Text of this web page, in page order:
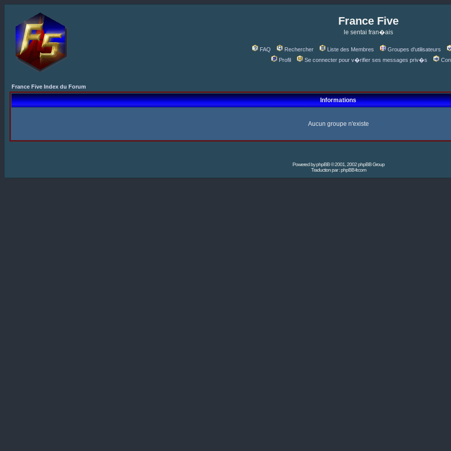
France Five
le sentai fran�ais
FAQ Rechercher Liste des Membres Groupes d'utilisateurs
Profil
Se connecter pour v�rifier ses messages priv�s
France Five Index du Forum
Informations
Aucun groupe n'existe
Powered byphpBB© 2001, 2002 phpBB Group
Traduction par :phpBB-fr.com